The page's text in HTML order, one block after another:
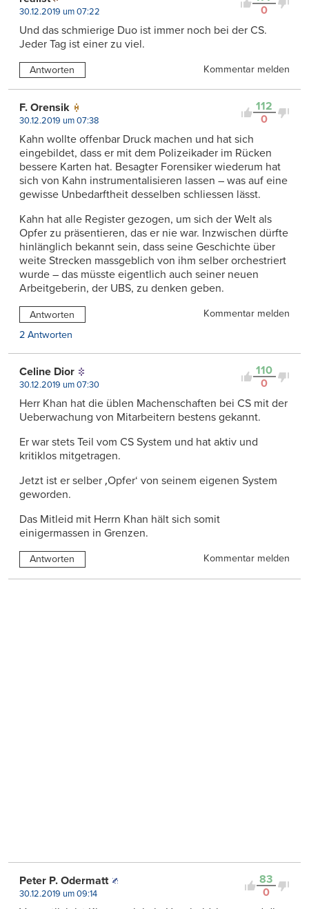
0
30.12.2019 um 07:22
Und das schmierige Duo ist immer noch bei der CS.
Jeder Tag ist einer zu viel.
Antworten Kommentar melden
112
0
F. Orensik
30.12.2019 um 07:38
Kahn wollte offenbar Druck machen und hat sich
eingebildet, dass er mit dem Polizeikader im Rücken
bessere Karten hat. Besagter Forensiker wiederum hat
sich von Kahn instrumentalisieren lassen – was auf eine
gewisse Unbedarftheit desselben schliessen lässt.
Kahn hat alle Register gezogen, um sich der Welt als
Opfer zu präsentieren, das er nie war. Inzwischen dürfte
hinlänglich bekannt sein, dass seine Geschichte über
weite Strecken massgeblich von ihm selber orchestriert
wurde – das müsste eigentlich auch seiner neuen
Arbeitgeberin, der UBS, zu denken geben.
Antworten
Kommentar melden
2 Antworten
110
0
Celine Dior
30.12.2019 um 07:30
Herr Khan hat die üblen Machenschaften bei CS mit der
Ueberwachung von Mitarbeitern bestens gekannt.
Er war stets Teil vom CS System und hat aktiv und
kritiklos mitgetragen.
Jetzt ist er selber ‚Opfer‘ von seinem eigenen System
geworden.
Das Mitleid mit Herrn Khan hält sich somit
einigermassen in Grenzen.
Antworten Kommentar melden
83
0
Peter P. Odermatt
30.12.2019 um 09:14